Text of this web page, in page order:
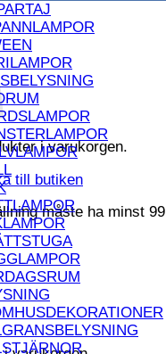
i varukorgen.
till butiken
måste ha minst 99